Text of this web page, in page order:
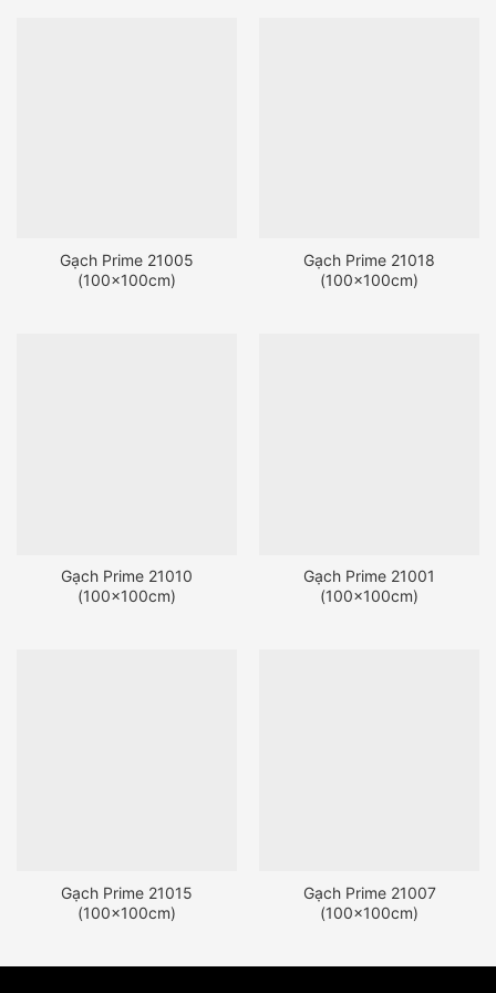
Gạch Prime 21005
(100x100cm)
Gạch Prime 21018
(100x100cm)
Gạch Prime 21010
(100x100cm)
Gạch Prime 21001
(100x100cm)
Gạch Prime 21015
(100x100cm)
Gạch Prime 21007
(100x100cm)